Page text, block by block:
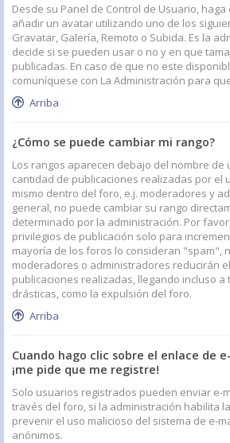
Desde su Panel de Control de Usuario, haga
añadir un avatar utilizando uno de los
Gravatar, Galería, Remoto o Subida. Es la
decide si se pueden usar o no y en que
publicadas. En caso de que no este
comuníquese con La Administración para
Arriba
¿Cómo se puede cambiar mi rango?
Los rangos aparecen debajo del nombre de
cantidad de publicaciones realizadas por el
mismo dentro del foro, e.j. moderadores y
general, no puede cambiar su rango
determinado por la administración. Por
privilegios de publicación solo para
mayoría de los foros lo consideran "spam",
moderadores o administradores reducirán
publicaciones realizadas, llegando incluso a
drásticas, como la expulsión del foro.
Arriba
Cuando hago clic sobre el enlace de
¡me pide que me registre!
Solo usuarios registrados pueden enviar e-
través del foro, si la administración habilita
prevenir el uso malicioso del sistema de e-
anónimos.